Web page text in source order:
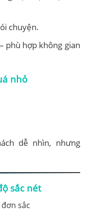
chuyện.
phù hợp không gian
nhỏ
dễ nhìn, nhưng
sắc nét
sắc